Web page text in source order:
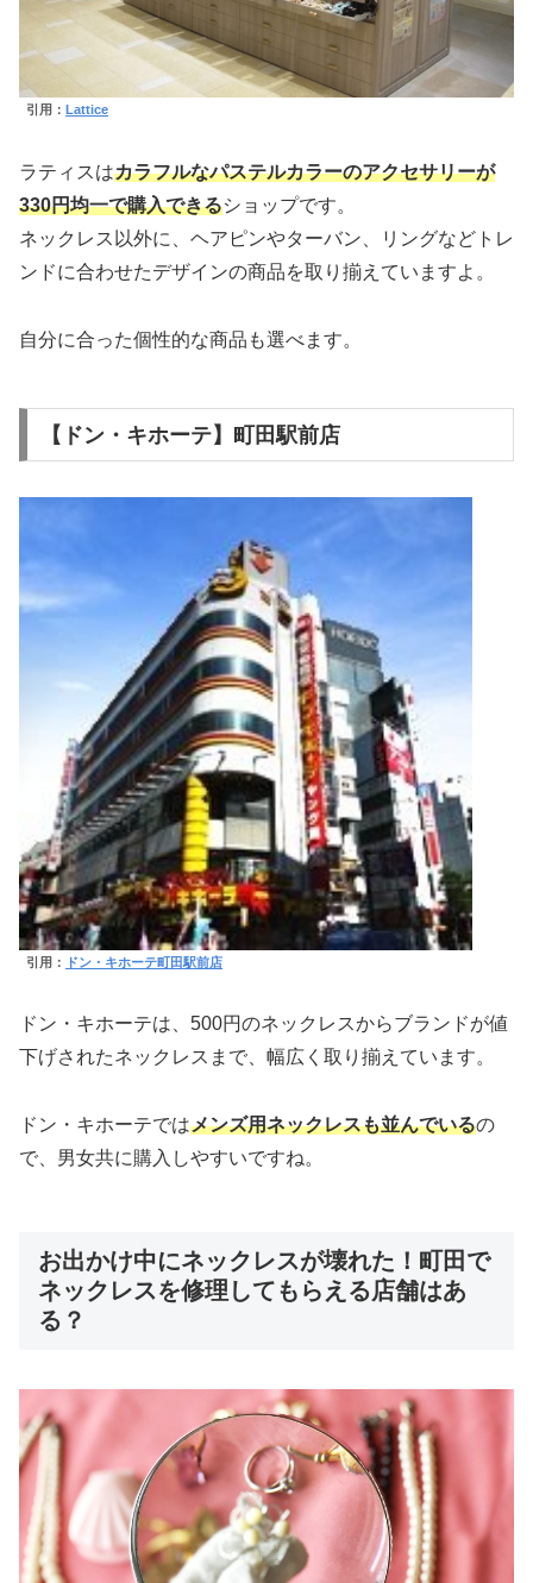
引用： Lattice
ラティスはカラフルなパステルカラーのアクセサリーが
330円均一で購入できるショップです。
ネックレス以外に、ヘアピンやターバン、リングなどトレ
ンドに合わせたデザインの商品を取り揃えていますよ。
自分に合った個性的な商品も選べます。
【ドン・キホーテ】町田駅前店
引用： ドン・キホーテ町田駅前店
ドン・キホーテは、500円のネックレスからブランドが値
下げされたネックレスまで、幅広く取り揃えています。
ドン・キホーテではメンズ用ネックレスも並んでいるの
で、男女共に購入しやすいですね。
お出かけ中にネックレスが壊れた！町田で
ネックレスを修理してもらえる店舗はあ
る？